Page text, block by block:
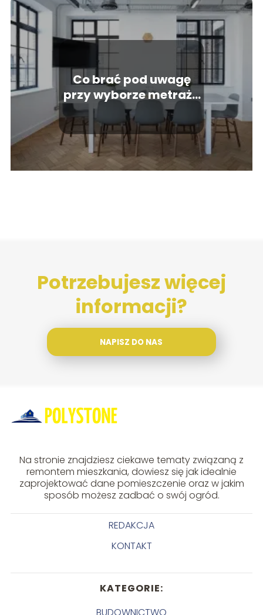
Co brać pod uwagę
przy wyborze metrażu
mieszkania?
Potrzebujesz więcej
informacji?
NAPISZ DO NAS
Na stronie znajdziesz ciekawe tematy związaną z
remontem mieszkania, dowiesz się jak idealnie
zaprojektować dane pomieszczenie oraz w jakim
sposób możesz zadbać o swój ogród.
REDAKCJA
KONTAKT
KATEGORIE:
BUDOWNICTWO